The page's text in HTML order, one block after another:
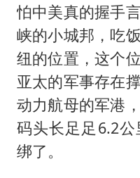
怕中美真的握手
峡的小城邦，吃
纽的位置，这个
亚太的军事存在
动力航母的军港
码头长足足6.2公
绑了。